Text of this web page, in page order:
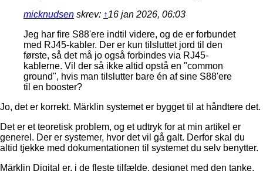
micknudsen skrev: ↑16 jan 2026, 06:03
Jeg har fire S88'ere indtil videre, og de er forbundet
med RJ45-kabler. Der er kun tilsluttet jord til den
første, så det må jo også forbindes via RJ45-
kablerne. Vil der så ikke altid opstå en "common
ground", hvis man tilslutter bare én af sine S88'ere
til en booster?
Jo, det er korrekt. Märklin systemet er bygget til at håndtere det.
Det er et teoretisk problem, og et udtryk for at min artikel er
generel. Der er systemer, hvor det vil gå galt. Derfor skal du
altid tjekke med dokumentationen til systemet du selv benytter.
Märklin Digital er, i de fleste tilfælde, designet med den tanke,